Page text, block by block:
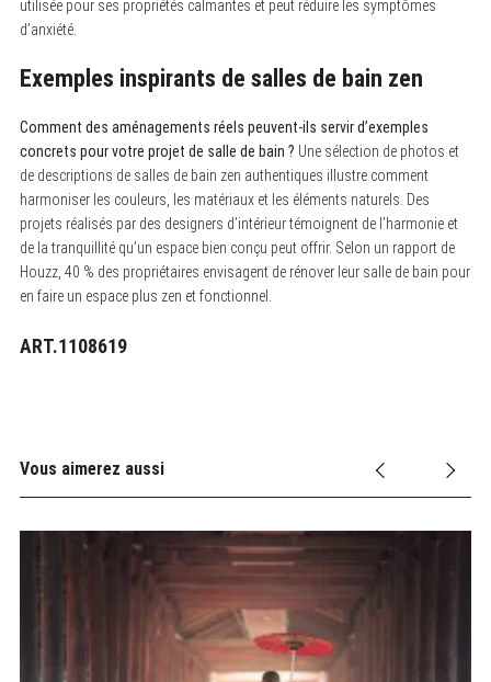
utilisée pour ses propriétés calmantes et peut réduire les symptômes
d’anxiété.
Exemples inspirants de salles de bain zen
Comment des aménagements réels peuvent-ils servir d’exemples
concrets pour votre projet de salle de bain ? Une sélection de photos et
de descriptions de salles de bain zen authentiques illustre comment
harmoniser les couleurs, les matériaux et les éléments naturels. Des
projets réalisés par des designers d’intérieur témoignent de l’harmonie et
de la tranquillité qu’un espace bien conçu peut offrir. Selon un rapport de
Houzz, 40 % des propriétaires envisagent de rénover leur salle de bain pour
en faire un espace plus zen et fonctionnel.
ART.1108619
Vous aimerez aussi